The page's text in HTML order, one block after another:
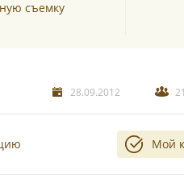
съемку
28.09.2012
Мой